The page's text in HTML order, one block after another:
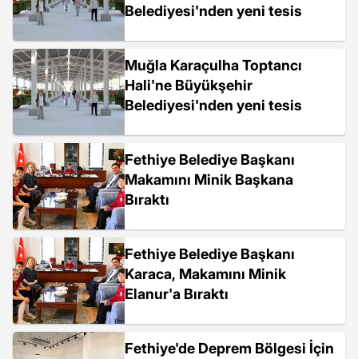
Belediyesi'nden yeni tesis
Muğla Karaçulha Toptancı
Hali'ne Büyükşehir
Belediyesi'nden yeni tesis
Fethiye Belediye Başkanı
Makamını Minik Başkana
Bıraktı
Fethiye Belediye Başkanı
Karaca, Makamını Minik
Elanur'a Bıraktı
Fethiye'de Deprem Bölgesi İçin